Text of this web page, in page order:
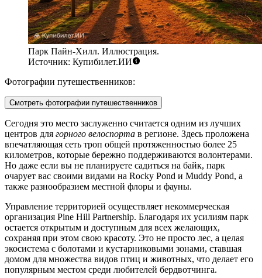
Парк Пайн-Хилл. Иллюстрация.
Источник: Купибилет.ИИ
Фотографии путешественников:
Смотреть фотографии путешественников
Сегодня это место заслуженно считается одним из лучших
центров для горного велоспорта в регионе. Здесь проложена
впечатляющая сеть троп общей протяженностью более 25
километров, которые бережно поддерживаются волонтерами.
Но даже если вы не планируете садиться на байк, парк
очарует вас своими видами на Rocky Pond и Muddy Pond, а
также разнообразием местной флоры и фауны.
Управление территорией осуществляет некоммерческая
организация Pine Hill Partnership. Благодаря их усилиям парк
остается открытым и доступным для всех желающих,
сохраняя при этом свою красоту. Это не просто лес, а целая
экосистема с болотами и кустарниковыми зонами, ставшая
домом для множества видов птиц и животных, что делает его
популярным местом среди любителей бердвотчинга.